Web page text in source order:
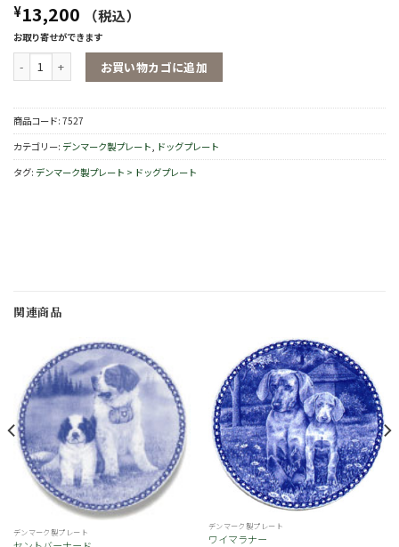
¥13,200 （税込）
お取り寄せができます
ブラッドハウンド個お買い物カゴに追加
商品コード: 7527
カテゴリー: デンマーク製プレート, ドッグプレート
タグ: デンマーク製プレート > ドッグプレート
関連商品
お
気
に
入
り
デンマーク製プレート
お
気
に
入
り
デンマーク製プレート
ワイマラナー